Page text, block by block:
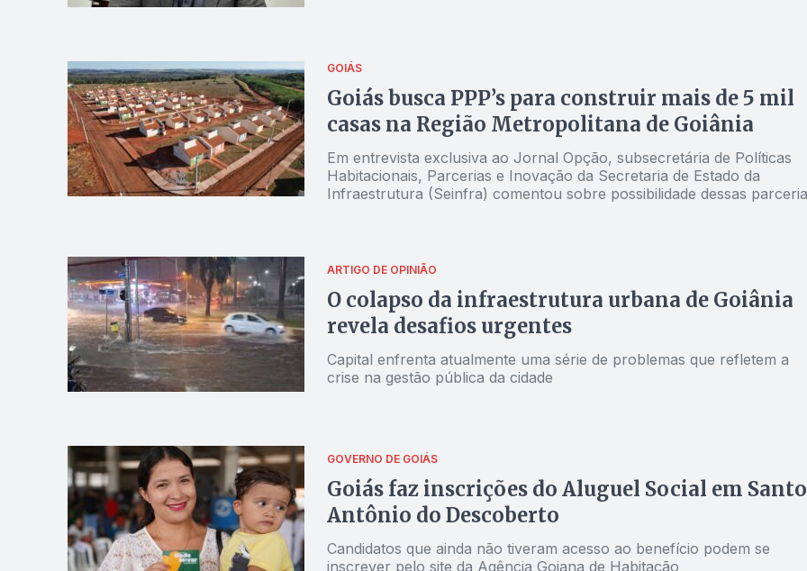
GOIÁS
Goiás busca PPP’s para construir mais de 5 mil
casas na Região Metropolitana de Goiânia
Em entrevista exclusiva ao Jornal Opção, subsecretária de Políticas
Habitacionais, Parcerias e Inovação da Secretaria de Estado da
Infraestrutura (Seinfra) comentou sobre possibilidade dessas
ARTIGO DE OPINIÃO
O colapso da infraestrutura urbana de Goiânia
revela desafios urgentes
Capital enfrenta atualmente uma série de problemas que refletem a
crise na gestão pública da cidade
GOVERNO DE GOIÁS
Goiás faz inscrições do Aluguel Social em Santo
Antônio do Descoberto
Candidatos que ainda não tiveram acesso ao benefício podem se
inscrever pelo site da Agência Goiana de Habitação